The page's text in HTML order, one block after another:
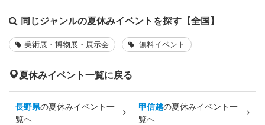
同じジャンルの夏休みイベントを探す【全国】
美術展・博物展・展示会 無料イベント
夏休みイベント一覧に戻る
長野県の夏休みイベント一
覧へ
甲信越の夏休みイベント一
覧へ